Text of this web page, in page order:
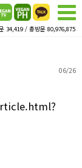
34,419 / 총방문 80,976,875
06/26